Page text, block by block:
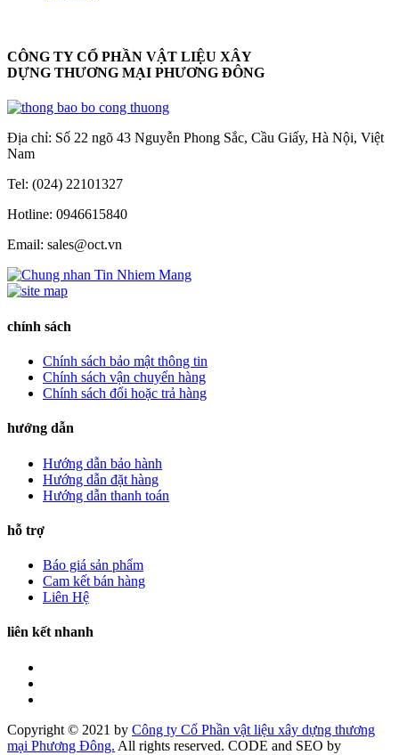
CÔNG TY CỔ PHẦN VẬT LIỆU XÂY
DỰNG THƯƠNG MẠI PHƯƠNG ĐÔNG
Địa chỉ: Số 22 ngõ 43 Nguyễn Phong Sắc, Cầu Giấy, Hà Nội, Việt
Nam
Tel: (024) 22101327
Hotline: 0946615840
Email: sales@oct.vn
chính sách
Chính sách bảo mật thông tin
Chính sách vận chuyển hàng
Chính sách đổi hoặc trả hàng
hướng dẫn
Hướng dẫn bảo hành
Hướng dẫn đặt hàng
Hướng dẫn thanh toán
hỗ trợ
Báo giá sản phẩm
Cam kết bán hàng
Liên Hệ
liên kết nhanh
Copyright © 2021 by Công ty Cổ Phần vật liệu xây dựng thương
mại Phương Đông. All rights reserved. CODE and SEO by